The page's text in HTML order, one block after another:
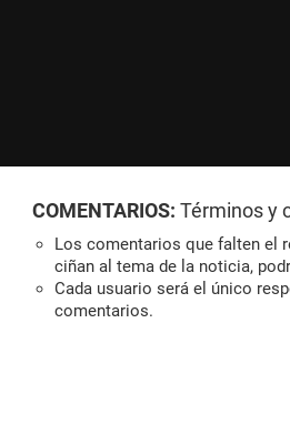
COMENTARIOS: Términos y
Los comentarios que falten el
ciñan al tema de la noticia,
Cada usuario será el único
comentarios.